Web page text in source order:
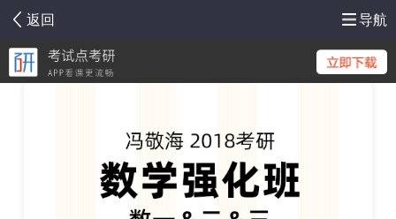
返回 导航